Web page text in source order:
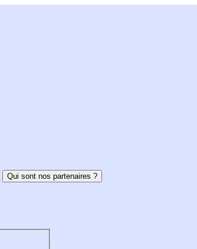
Qui sont nos partenaires ?